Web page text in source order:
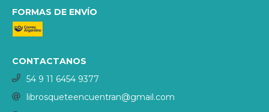
FORMAS DE ENVÍO
CONTACTANOS
54 9 11 6454 9377
librosqueteencuentran@gmail.com